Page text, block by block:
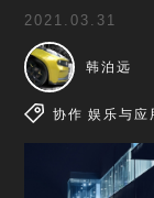
2021.03.31
韩泊远
协作 娱乐与应